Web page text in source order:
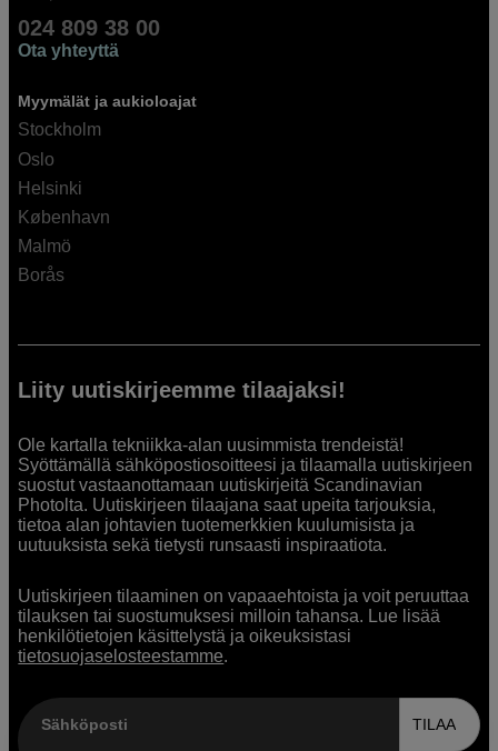
024 809 38 00
Ota yhteyttä
Myymälät ja aukioloajat
Stockholm
Oslo
Helsinki
København
Malmö
Borås
Liity uutiskirjeemme tilaajaksi!
Ole kartalla tekniikka-alan uusimmista trendeistä!
Syöttämällä sähköpostiosoitteesi ja tilaamalla uutiskirjeen
suostut vastaanottamaan uutiskirjeitä Scandinavian
Photolta. Uutiskirjeen tilaajana saat upeita tarjouksia,
tietoa alan johtavien tuotemerkkien kuulumisista ja
uutuuksista sekä tietysti runsaasti inspiraatiota.
Uutiskirjeen tilaaminen on vapaaehtoista ja voit peruuttaa
tilauksen tai suostumuksesi milloin tahansa. Lue lisää
henkilötietojen käsittelystä ja oikeuksistasi
tietosuojaselosteestamme.
Sähköposti TILAA